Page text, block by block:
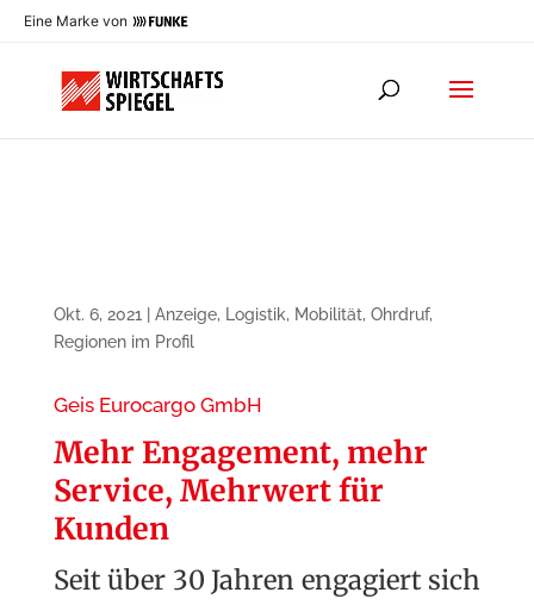
Eine Marke von
Okt. 6, 2021 Anzeige, Logistik, Mobilität, Ohrdruf,
Regionen im Profil
Geis Eurocargo GmbH
Mehr Engagement, mehr
Service, Mehrwert für
Kunden
Seit über 30 Jahren engagiert sich